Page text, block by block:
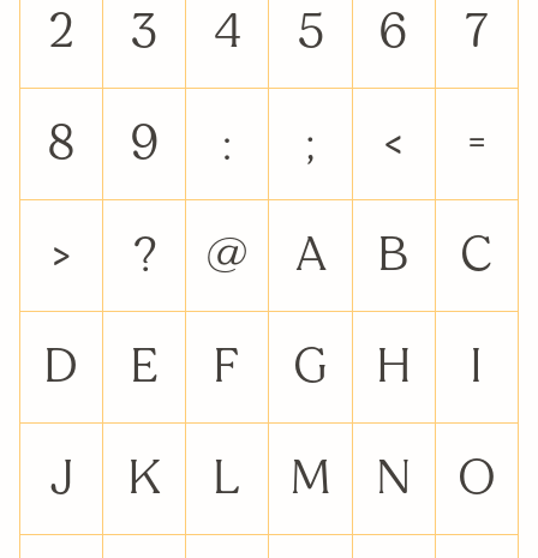
2
3 4 5 6
7
8
9 : ; <
=
>
? @ A B
C
D
E F G H
I
J
K L M N
O